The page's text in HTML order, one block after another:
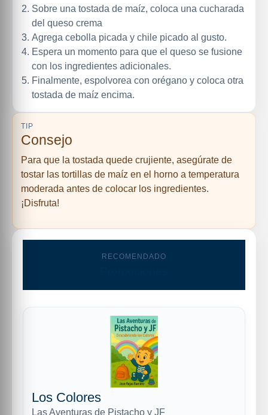
Sobre una tostada de maíz, coloca una cucharada
del queso crema
Agrega cebolla picada y chile picado al gusto.
Espera un momento para que el queso se fusione
con los ingredientes adicionales.
Finalmente, espolvorea con orégano y coloca otra
tostada de maíz encima.
TIP
Consejo
Para que la tostada quede crujiente, asegúrate de
tostar las tortillas de maíz en el horno a temperatura
moderada antes de colocar los ingredientes.
¡Disfruta!
RECOMENDADO
Los Colores
Las Aventuras de Pistacho y JF